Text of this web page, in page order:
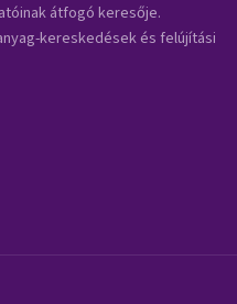
átfogó keresője.
kereskedések és felújítási